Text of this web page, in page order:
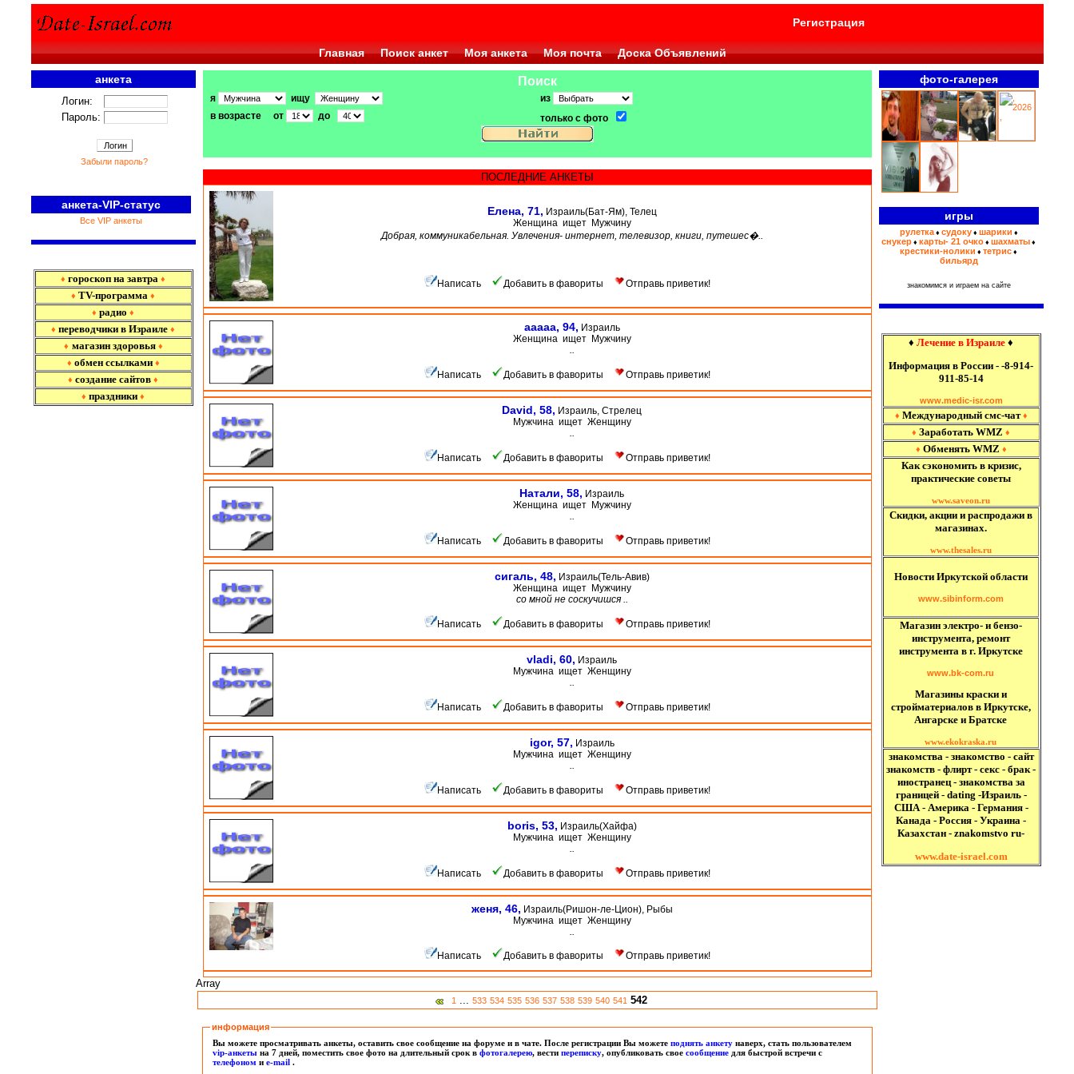
Регистрация
Главная Поиск анкет Моя анкета Моя почта Доска Объявлений
анкета
Логин:
Пароль:
Забыли пароль?
анкета-VIP-статус
Все VIP анкеты
♦ гороскоп на завтра ♦
♦ TV-программа ♦
♦ радио ♦
♦ переводчики в Израиле ♦
♦ магазин здоровья ♦
♦ обмен ссылками ♦
♦ создание сайтов ♦
♦ праздники ♦
Поиск
я ищу
из
в возрасте от
до только с фото
ПОСЛЕДНИЕ АНКЕТЫ
Елена, 71, Израиль(Бат-Ям), Телец
Женщина ищет Мужчину
Добрая, коммуникабельная. Увлечения- интернет, телевизор, книги, путешес�..
Написать Добавить в фавориты Отправь приветик!
aaaaa, 94, Израиль
Женщина ищет Мужчину
..
Написать Добавить в фавориты Отправь приветик!
David, 58, Израиль, Стрелец
Мужчина ищет Женщину
..
Написать Добавить в фавориты Отправь приветик!
Натали, 58, Израиль
Женщина ищет Мужчину
..
Написать Добавить в фавориты Отправь приветик!
сигаль, 48, Израиль(Тель-Авив)
Женщина ищет Мужчину
со мной не соскучишся ..
Написать Добавить в фавориты Отправь приветик!
vladi, 60, Израиль
Мужчина ищет Женщину
..
Написать Добавить в фавориты Отправь приветик!
igor, 57, Израиль
Мужчина ищет Женщину
..
Написать Добавить в фавориты Отправь приветик!
boris, 53, Израиль(Хайфа)
Мужчина ищет Женщину
..
Написать Добавить в фавориты Отправь приветик!
женя, 46, Израиль(Ришон-ле-Цион), Рыбы
Мужчина ищет Женщину
..
Написать Добавить в фавориты Отправь приветик!
Array
1 ... 533 534 535 536 537 538 539 540 541 542
информация
Вы можете просматривать анкеты, оставить свое сообщение на форуме и в чате. После регистрации Вы можетеподнять анкету наверх, стать пользователем
vip-анкетына 7 дней, поместить свое фото на длительный срок вфотогалерею, вестипереписку, опубликовать своесообщение для быстрой встречи с
телефоном иe-mail.
фото-галерея
игры
рулетка♦ судоку♦ шарики ♦
снукер ♦ карты- 21 очко ♦ шахматы ♦
крестики-нолики ♦ тетрис ♦
бильярд
знакомимся и играем на сайте
♦ Лечение в Израиле ♦
Информация в России - -8-914-
911-85-14
www.medic-isr.com
♦ Международный смс-чат♦
♦ Заработать WMZ ♦
♦ Обменять WMZ ♦
Как сэкономить в кризис,
практические советы
www.saveon.ru
Скидки, акции и распродажи в
магазинах.
www.thesales.ru
Новости Иркутской области
www.sibinform.com
Магазин электро- и бензо-
инструмента, ремонт
инструмента в г. Иркутске
www.bk-com.ru
Магазины краски и
стройматериалов в Иркутске,
Ангарске и Братске
www.ekokraska.ru
знакомства - знакомство - сайт
знакомств - флирт - секс - брак -
иностранец - знакомства за
границей - dating -Израиль -
США - Америка - Германия -
Канада - Россия - Украина -
Казахстан - znakomstvo ru-
www.date-israel.com